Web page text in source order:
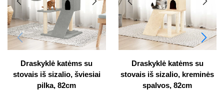
Draskyklė katėms su
stovais iš sizalio, šviesiai
pilka, 82cm
Draskyklė katėms su
stovais iš sizalio, kreminės
spalvos, 82cm